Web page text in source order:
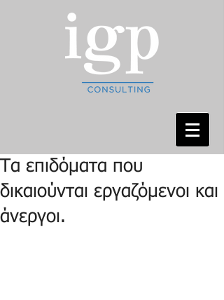
Τα επιδόματα που
δικαιούνται εργαζόμενοι και
άνεργοι.